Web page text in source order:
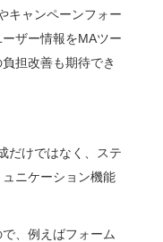
キャンペーンフォー
ザー情報をMAツー
担改善も期待でき
だけではなく、ステ
ニケーション機能
、例えばフォーム